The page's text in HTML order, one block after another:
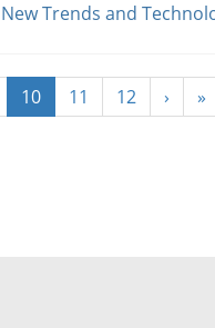
New Trends and
10 11 12 › »